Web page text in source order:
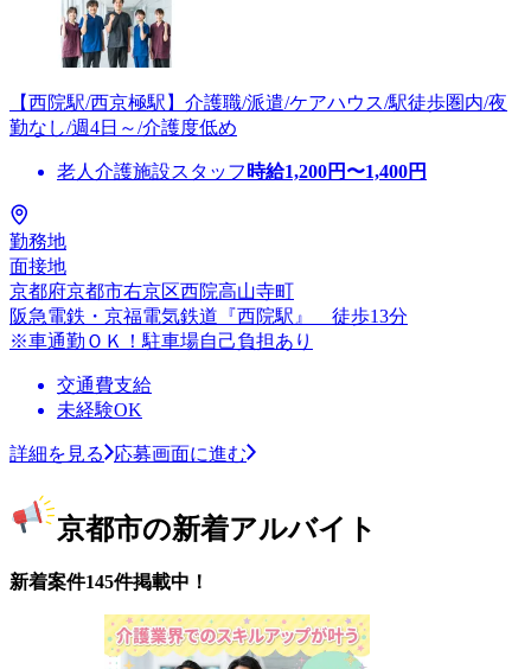
【西院駅/西京極駅】介護職/派遣/ケアハウス/駅徒歩圏内/夜
勤なし/週4日～/介護度低め
老人介護施設スタッフ 時給1,200円〜1,400円
勤務地
面接地
京都府京都市右京区西院高山寺町
阪急電鉄・京福電気鉄道『西院駅』 徒歩13分
※車通勤ＯＫ！駐車場自己負担あり
交通費支給
未経験OK
詳細を見る 応募画面に進む
京都市の新着アルバイト
新着案件145件掲載中！